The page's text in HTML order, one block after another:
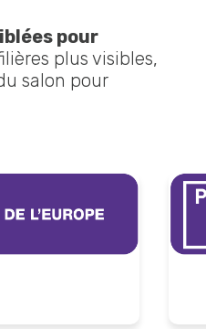
pour
plus visibles,
salon pour